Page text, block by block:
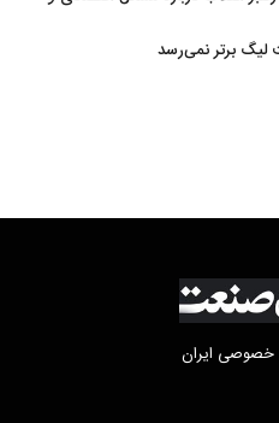
لیگ برتر نمی‌رسد
ایران